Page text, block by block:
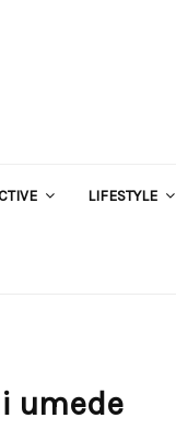
LIFESTYLE
umede